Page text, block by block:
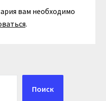
вам необходимо
.
Поиск